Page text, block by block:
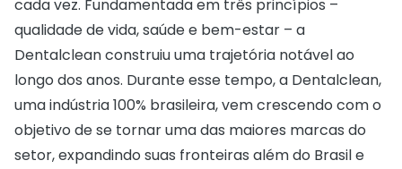
cada vez. Fundamentada em três princípios –
qualidade de vida, saúde e bem-estar – a
Dentalclean construiu uma trajetória notável ao
longo dos anos. Durante esse tempo, a Dentalclean,
uma indústria 100% brasileira, vem crescendo com o
objetivo de se tornar uma das maiores marcas do
setor, expandindo suas fronteiras além do Brasil e